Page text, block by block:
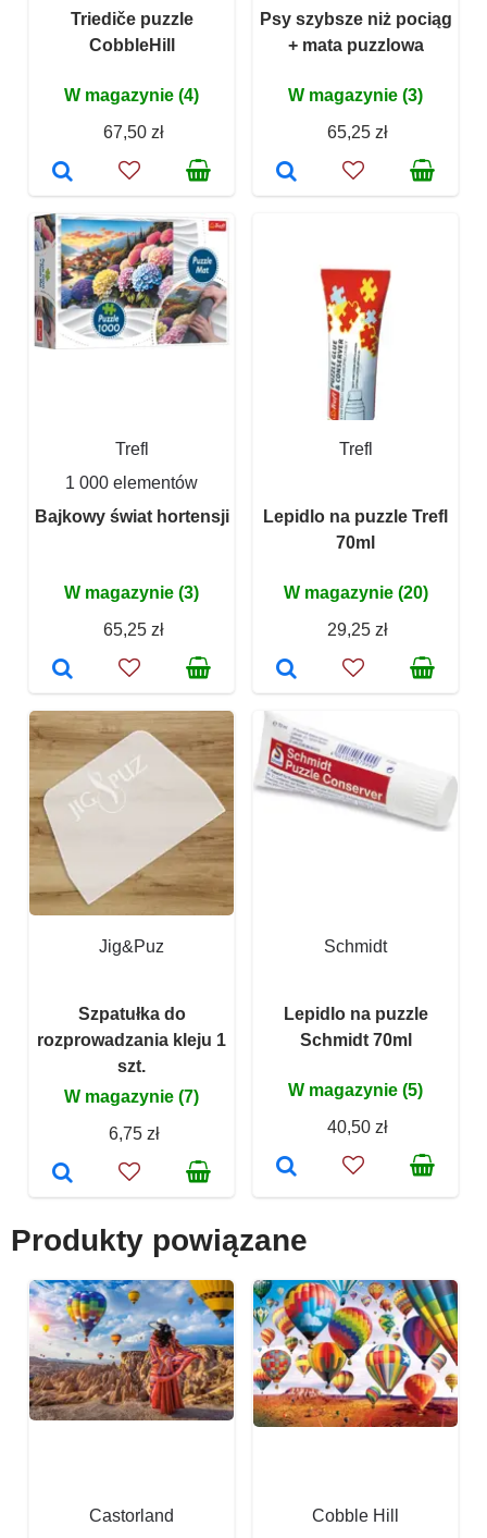
Triediče puzzle
CobbleHill
W magazynie (4)
67,50 zł
Psy szybsze niż pociąg
+ mata puzzlowa
W magazynie (3)
65,25 zł
Trefl
1 000 elementów
Bajkowy świat hortensji
W magazynie (3)
65,25 zł
Trefl
Lepidlo na puzzle Trefl
70ml
W magazynie (20)
29,25 zł
Jig&Puz
Szpatułka do
rozprowadzania kleju 1
szt.
W magazynie (7)
6,75 zł
Schmidt
Lepidlo na puzzle
Schmidt 70ml
W magazynie (5)
40,50 zł
Produkty powiązane
Castorland
Cobble Hill